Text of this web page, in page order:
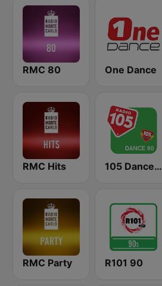
RMC 80 One Dance
RMC Hits 105 Dance 90
RMC Party R101 90